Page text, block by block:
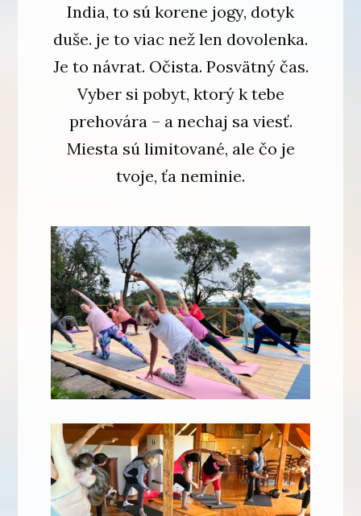
India, to sú korene jogy, dotyk
duše. je to viac než len dovolenka.
Je to návrat. Očista. Posvätný čas.
Vyber si pobyt, ktorý k tebe
prehovára – a nechaj sa viesť.
Miesta sú limitované, ale čo je
tvoje, ťa neminie.